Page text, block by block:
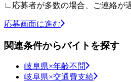
∟応募者が多数の場合、ご連絡が
応募画面に進む
関連条件からバイトを探す
岐阜県×年齢不問
岐阜県×交通費支給